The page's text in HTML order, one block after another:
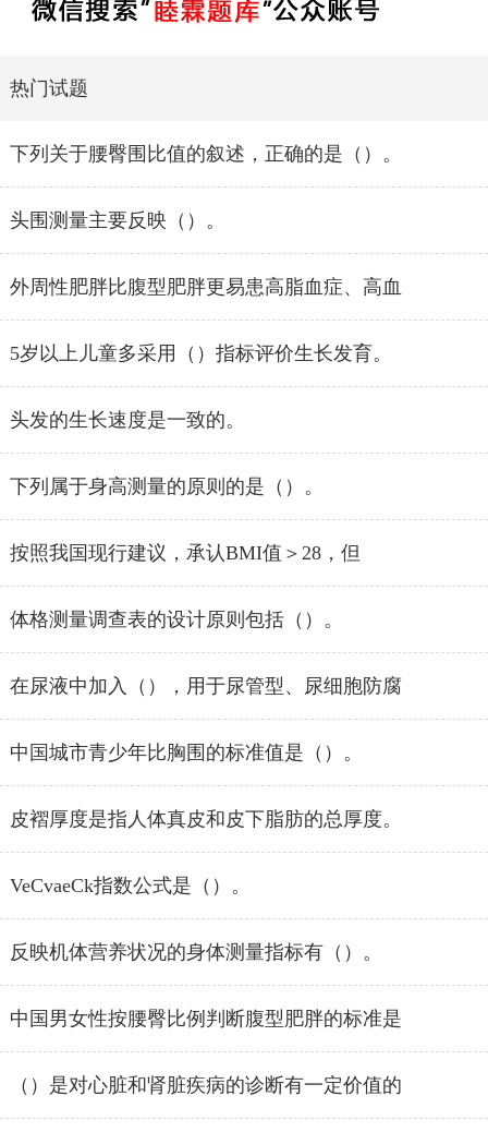
热门试题
下列关于腰臀围比值的叙述，正确的是（）。
头围测量主要反映（）。
外周性肥胖比腹型肥胖更易患高脂血症、高血
5岁以上儿童多采用（）指标评价生长发育。
头发的生长速度是一致的。
下列属于身高测量的原则的是（）。
按照我国现行建议，承认BMI值＞28，但
体格测量调查表的设计原则包括（）。
在尿液中加入（），用于尿管型、尿细胞防腐
中国城市青少年比胸围的标准值是（）。
皮褶厚度是指人体真皮和皮下脂肪的总厚度。
VeCvaeCk指数公式是（）。
反映机体营养状况的身体测量指标有（）。
中国男女性按腰臀比例判断腹型肥胖的标准是
（）是对心脏和肾脏疾病的诊断有一定价值的